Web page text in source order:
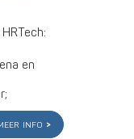
en
info